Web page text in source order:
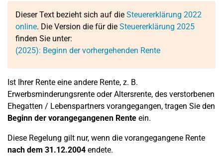
Dieser Text bezieht sich auf die Steuererklärung 2022
online. Die Version die für die Steuererklärung 2025
finden Sie unter:
(2025): Beginn der vorhergehenden Rente
Ist Ihrer Rente eine andere Rente, z. B.
Erwerbsminderungsrente oder Altersrente, des verstorbenen
Ehegatten / Lebenspartners vorangegangen, tragen Sie den
Beginn der vorangegangenen Rente ein.
Diese Regelung gilt nur, wenn die vorangegangene Rente
nach dem 31.12.2004 endete.